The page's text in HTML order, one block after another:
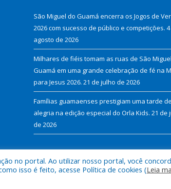
São Miguel do Guamá encerra os Jogos de
2026 com sucesso de público e competições.
agosto de 2026
Milhares de fiéis tomam as ruas de São
Guamá em uma grande celebração de fé na
para Jesus 2026. 21 de julho de 2026
Famílias guamaenses prestigiam uma tarde
alegria na edição especial do Orla Kids. 21 de
de 2026
no portal. Ao utilizar nosso portal, você
isso é feito, acesse Política de cookies (Leia